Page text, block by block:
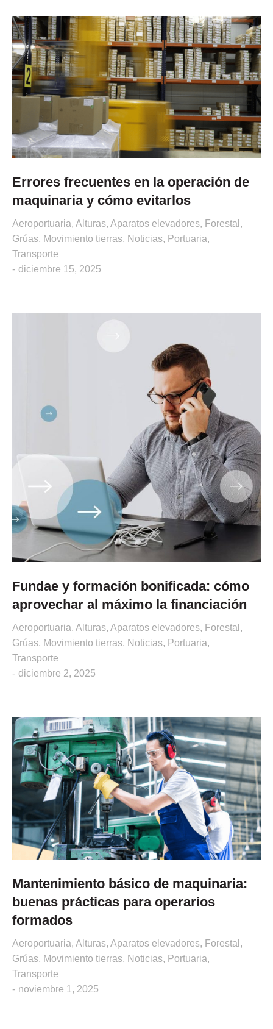
Errores frecuentes en la operación de
maquinaria y cómo evitarlos
Aeroportuaria, Alturas, Aparatos elevadores, Forestal ,
Grúas, Movimiento tierras, Noticias, Portuaria,
Transporte
diciembre 15, 2025
Fundae y formación bonificada: cómo
aprovechar al máximo la financiación
Aeroportuaria, Alturas, Aparatos elevadores, Forestal ,
Grúas, Movimiento tierras, Noticias, Portuaria,
Transporte
diciembre 2, 2025
Mantenimiento básico de maquinaria:
buenas prácticas para operarios
formados
Aeroportuaria, Alturas, Aparatos elevadores, Forestal ,
Grúas, Movimiento tierras, Noticias, Portuaria,
Transporte
noviembre 1, 2025